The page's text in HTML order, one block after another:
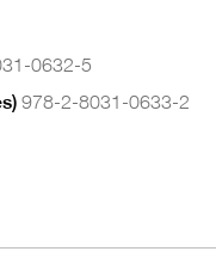
0632-5
978-2-8031-0633-2